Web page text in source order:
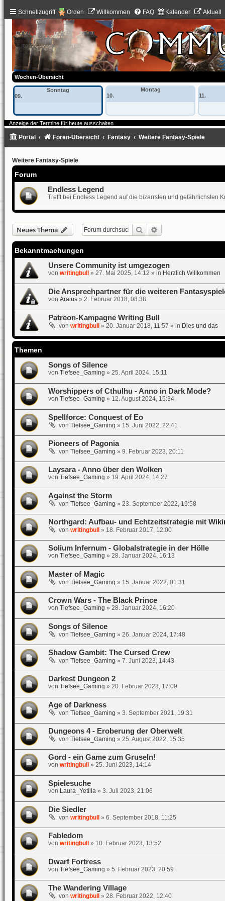
Schnellzugriff Orden Willkommen FAQ Kalender Aktuell
Wochen-Übersicht
Sonntag
09.
Montag
10.
11.
Anzeige der Termine für heute ausschalten
Portal Foren-Übersicht Fantasy Weitere Fantasy-Spiele
Weitere Fantasy-Spiele
Forum
Endless Legend
Trefft bei Endless Legend auf die bizarrsten und gefährlichsten
Neues Thema Suche
Bekanntmachungen
Unsere Community ist umgezogen
von writingbull» 27. Mai 2025, 14:12 » in Herzlich Willkommen
Die Ansprechpartner für die weiteren
von Araius» 2. Februar 2018, 08:38
Patreon-Kampagne Writing Bull
von writingbull» 20. Januar 2018, 11:57 » in Dies und das
Themen
Songs of Silence
von Tiefsee_Gaming » 25. April 2024, 15:11
Worshippers of Cthulhu - Anno in Dark Mode?
von Tiefsee_Gaming » 12. August 2024, 15:34
Spellforce: Conquest of Eo
von Tiefsee_Gaming » 15. Juni 2022, 22:41
Pioneers of Pagonia
von Tiefsee_Gaming » 9. Februar 2023, 20:11
Laysara - Anno über den Wolken
von Tiefsee_Gaming » 19. April 2024, 14:27
Against the Storm
von Tiefsee_Gaming » 23. September 2022, 19:58
Northgard: Aufbau- und Echtzeitstrategie mit
von writingbull» 18. Februar 2017, 12:00
Solium Infernum - Globalstrategie in der Hölle
von Tiefsee_Gaming » 28. Januar 2024, 16:13
Master of Magic
von Tiefsee_Gaming » 15. Januar 2022, 01:31
Crown Wars - The Black Prince
von Tiefsee_Gaming » 28. Januar 2024, 16:20
Songs of Silence
von Tiefsee_Gaming » 26. Januar 2024, 17:48
Shadow Gambit: The Cursed Crew
von Tiefsee_Gaming » 7. Juni 2023, 14:43
Darkest Dungeon 2
von Tiefsee_Gaming » 20. Februar 2023, 17:09
Age of Darkness
von Tiefsee_Gaming » 3. September 2021, 19:31
Dungeons 4 - Eroberung der Oberwelt
von Tiefsee_Gaming » 25. August 2022, 15:35
Gord - ein Game zum Gruseln!
von writingbull» 25. Juni 2023, 14:14
Spielesuche
von Laura_Yetilla» 3. Juli 2023, 21:06
Die Siedler
von writingbull» 6. September 2018, 11:25
Fabledom
von writingbull» 10. Februar 2023, 13:52
Dwarf Fortress
von Tiefsee_Gaming » 5. Februar 2023, 20:59
The Wandering Village
von writingbull» 28. Februar 2022, 12:40